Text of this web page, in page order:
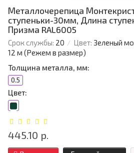
Металлочерепица
ступеньки-30мм, Длина
Призма RAL6005
Срок службы: 20 Цвет: Зеленый
12 м (Режем в размер)
Толщина металла, мм:
0.5
Цвет:
445.10 р.